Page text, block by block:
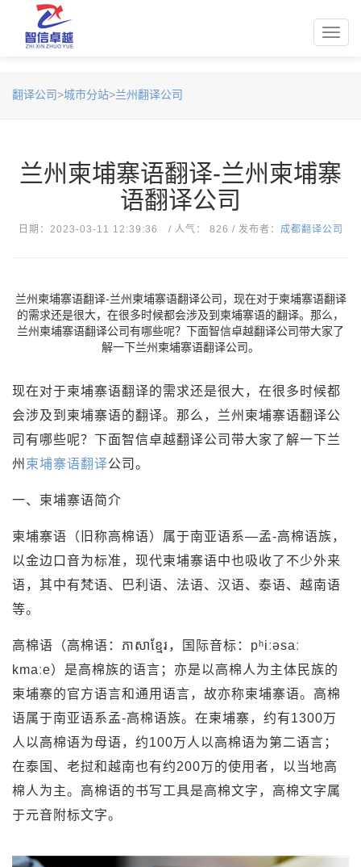
翻译公司>城市分站>兰州翻译公司
兰州柬埔寨语翻译-兰州柬埔寨
语翻译公司
日期：2023-03-11 12:39:36 / 人气： 826 / 发布者： 成都翻译公司
兰州柬埔寨语翻译-兰州柬埔寨语翻译公司，现在对于柬埔寨语翻译
的需求还是很大，在很多时候都会涉及到柬埔寨语的翻译。那么，
兰州柬埔寨语翻译公司有哪些呢？下面智信卓越翻译公司带大家了
解一下兰州柬埔寨语翻译公司。
现在对于柬埔寨语翻译的需求还是很大，在很多时候都
会涉及到柬埔寨语的翻译。那么，兰州柬埔寨语翻译公
司有哪些呢？下面智信卓越翻译公司带大家了解一下兰
州 柬埔寨语翻译公司。
一、柬埔寨语简介
柬埔寨语（旧称高棉语）属于南亚语系—孟-高棉语族，
以金边口音为标准，现代柬埔寨语中也吸收了不少外来
语，其中有梵语、巴利语、法语、汉语、泰语、越南语
等。
高棉语（高棉语：ភាសាខ្មែរ，国际音标：pʰiːəsaː
kmaːe）是高棉族的语言；亦是以高棉人为主体民族的
柬埔寨的官方语言和通用语言，故亦称柬埔寨语。高棉
语属于南亚语系孟-高棉语族。在柬埔寨，约有1300万
人以高棉语为母语，约100万人以高棉语为第二语言；
在泰国、老挝和越南也有约200万的使用者，以当地高
棉人为主。高棉语的书写工具是高棉文字，高棉文字属
于元音附标文字。